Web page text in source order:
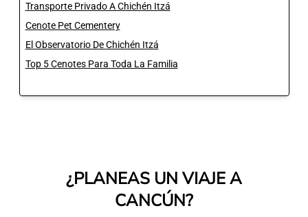
Transporte Privado A Chichén Itzá
Cenote Pet Cementery
El Observatorio De Chichén Itzá
Top 5 Cenotes Para Toda La Familia
¿PLANEAS UN VIAJE A
CANCÚN?